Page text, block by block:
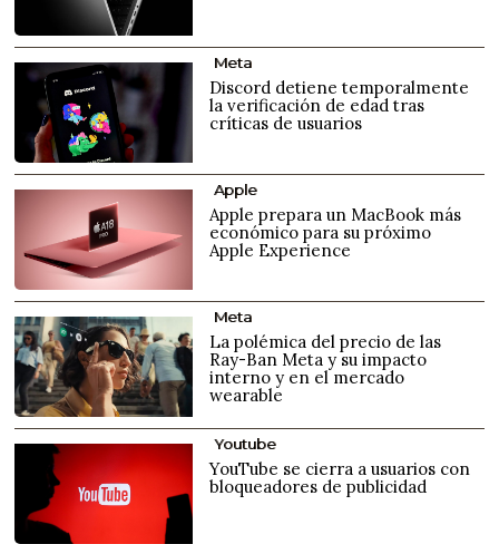
Meta
Discord detiene temporalmente
la verificación de edad tras
críticas de usuarios
Apple
Apple prepara un MacBook más
económico para su próximo
Apple Experience
Meta
La polémica del precio de las
Ray-Ban Meta y su impacto
interno y en el mercado
wearable
Youtube
YouTube se cierra a usuarios con
bloqueadores de publicidad